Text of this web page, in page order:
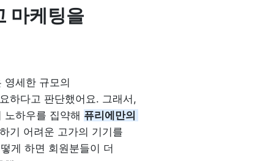
마케팅을
영세한 규모의
하다고 판단했어요. 그래서,
하우를 집약해 퓨리에만의
기 어려운 고가의 기기를
게 하면 회원분들이 더